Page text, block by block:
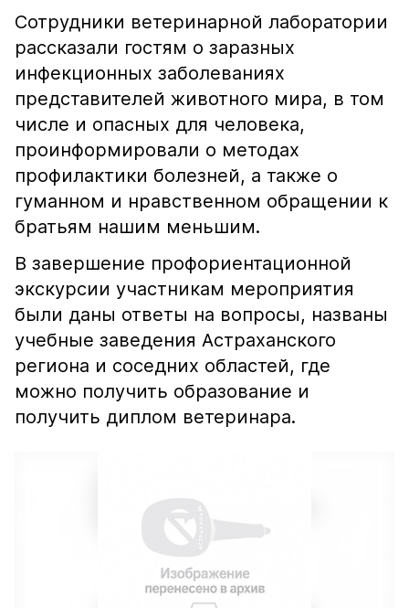
Сотрудники ветеринарной лаборатории
рассказали гостям о заразных
инфекционных заболеваниях
представителей животного мира, в том
числе и опасных для человека,
проинформировали о методах
профилактики болезней, а также о
гуманном и нравственном обращении к
братьям нашим меньшим.
В завершение профориентационной
экскурсии участникам мероприятия
были даны ответы на вопросы, названы
учебные заведения Астраханского
региона и соседних областей, где
можно получить образование и
получить диплом ветеринара.